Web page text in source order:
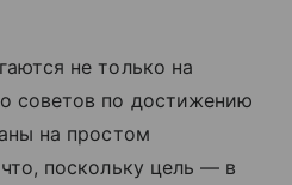
не только на
советов по достижению
на простом
поскольку цель — в